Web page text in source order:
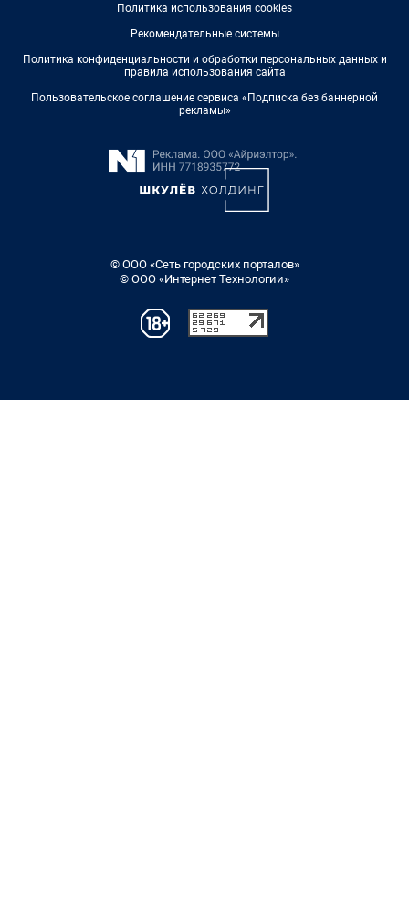
Политика использования cookies
Рекомендательные системы
Политика конфиденциальности и обработки персональных данных и
правила использования сайта
Пользовательское соглашение сервиса «Подписка без баннерной
рекламы»
© ООО «Сеть городских порталов»
© ООО «Интернет Технологии»